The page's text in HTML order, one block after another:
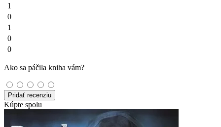
1
0
1
0
0
Ako sa páčila kniha vám?
Pridať recenziu
Kúpte spolu